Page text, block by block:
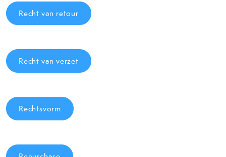
Recht van retour
Recht van verzet
Rechtsvorm